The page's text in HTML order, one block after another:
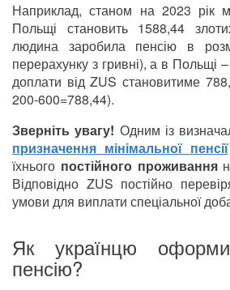
Наприклад, станом на 2023 рік
Польщі становить 1588,44
людина заробила пенсію в
перерахунку з гривні), а в Польщі
доплати від ZUS становитиме
200-600=788,44).
Зверніть увагу! Одним із
призначення мінімальної пенсії
їхнього постійного проживання
Відповідно ZUS постійно
умови для виплати спеціальної
Як українцю
пенсію?